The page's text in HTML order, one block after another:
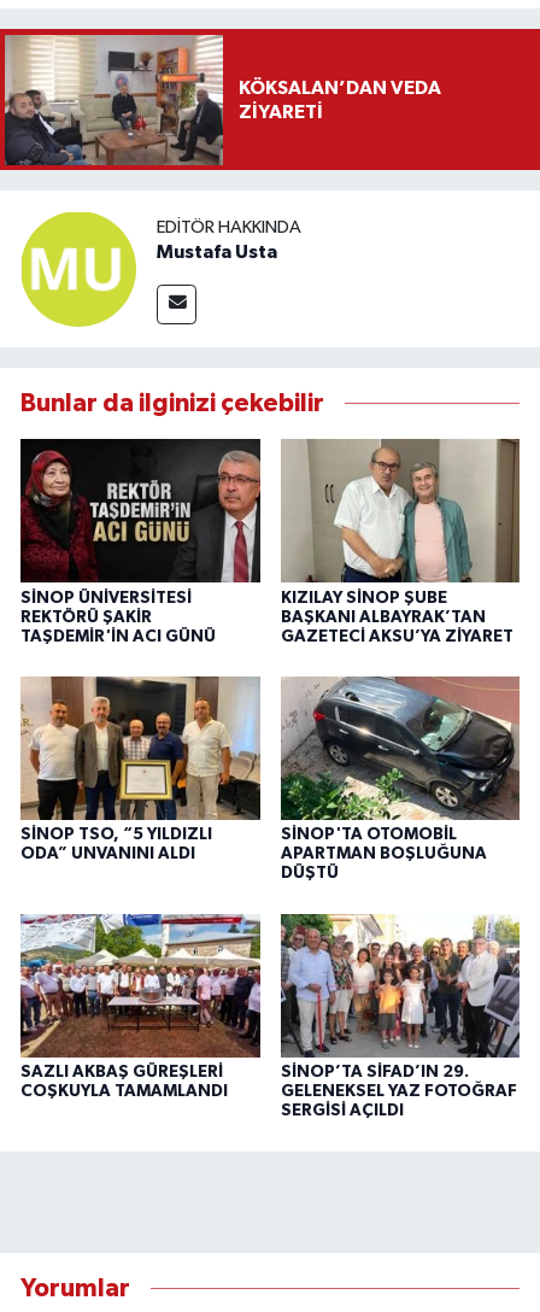
KÖKSALAN’DAN VEDA
ZİYARETİ
EDITÖR HAKKINDA
Mustafa Usta
Bunlar da ilginizi çekebilir
SİNOP ÜNİVERSİTESİ
REKTÖRÜ ŞAKİR
TAŞDEMİR'İN ACI GÜNÜ
KIZILAY SİNOP ŞUBE
BAŞKANI ALBAYRAK’TAN
GAZETECİ AKSU’YA ZİYARET
SİNOP TSO, “5 YILDIZLI
ODA” UNVANINI ALDI
SİNOP'TA OTOMOBİL
APARTMAN BOŞLUĞUNA
DÜŞTÜ
SAZLI AKBAŞ GÜREŞLERİ
COŞKUYLA TAMAMLANDI
SİNOP’TA SİFAD’IN 29.
GELENEKSEL YAZ FOTOĞRAF
SERGİSİ AÇILDI
Yorumlar